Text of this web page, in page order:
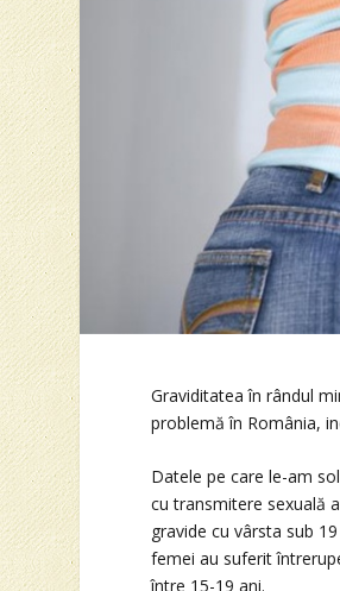
Graviditatea în rândul
problemă în România,
Datele pe care le-am
cu transmitere sexuală
gravide cu vârsta sub
femei au suferit
între 15-19 ani.